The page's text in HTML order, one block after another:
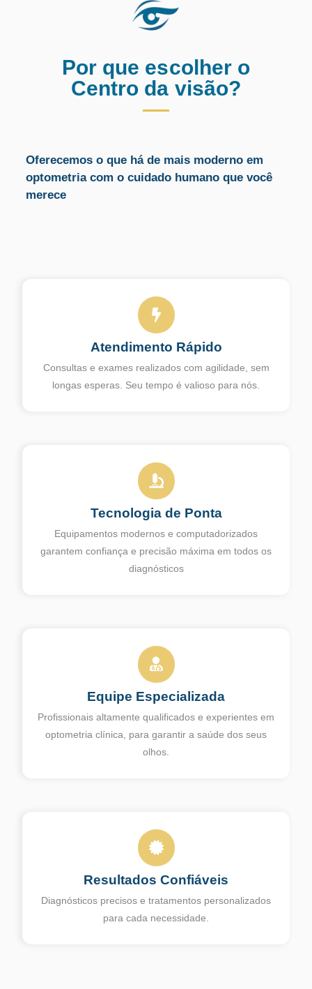
Por que escolher o
Centro da visão?
Oferecemos o que há de mais moderno em
optometria com o cuidado humano que você
merece
Atendimento Rápido
Consultas e exames realizados com agilidade, sem
longas esperas. Seu tempo é valioso para nós.
Tecnologia de Ponta
Equipamentos modernos e computadorizados
garantem confiança e precisão máxima em todos os
diagnósticos
Equipe Especializada
Profissionais altamente qualificados e experientes em
optometria clínica, para garantir a saúde dos seus
olhos.
Resultados Confiáveis
Diagnósticos precisos e tratamentos personalizados
para cada necessidade.